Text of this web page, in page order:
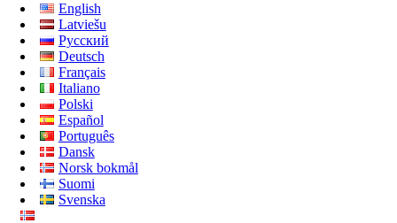
English
Latviešu
Русский
Deutsch
Français
Italiano
Polski
Español
Português
Dansk
Norsk bokmål
Suomi
Svenska